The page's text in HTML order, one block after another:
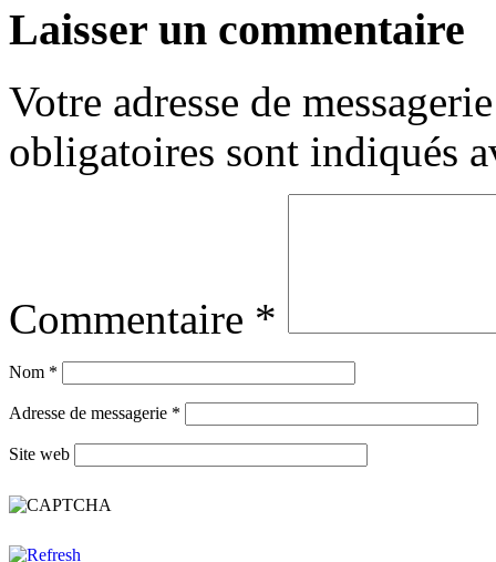
Laisser un commentaire
Votre adresse de
obligatoires sont indiqués
Commentaire *
Nom *
Adresse de messagerie *
Site web